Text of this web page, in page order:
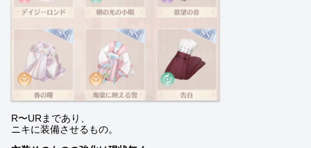
R〜URまであり、
ニキに装備させるもの。